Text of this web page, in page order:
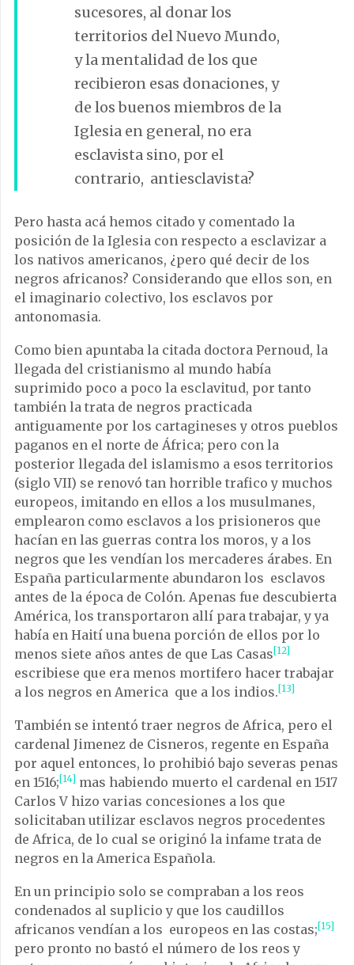
sucesores, al donar los
territorios del Nuevo Mundo,
y la mentalidad de los que
recibieron esas donaciones, y
de los buenos miembros de la
Iglesia en general, no era
esclavista sino, por el
contrario, antiesclavista?
Pero hasta acá hemos citado y comentado la
posición de la Iglesia con respecto a esclavizar a
los nativos americanos, ¿pero qué decir de los
negros africanos? Considerando que ellos son, en
el imaginario colectivo, los esclavos por
antonomasia.
Como bien apuntaba la citada doctora Pernoud, la
llegada del cristianismo al mundo había
suprimido poco a poco la esclavitud, por tanto
también la trata de negros practicada
antiguamente por los cartagineses y otros pueblos
paganos en el norte de África; pero con la
posterior llegada del islamismo a esos territorios
(siglo VII) se renovó tan horrible trafico y muchos
europeos, imitando en ellos a los musulmanes,
emplearon como esclavos a los prisioneros que
hacían en las guerras contra los moros, y a los
negros que les vendían los mercaderes árabes. En
España particularmente abundaron los esclavos
antes de la época de Colón. Apenas fue descubierta
América, los transportaron allí para trabajar, y ya
había en Haití una buena porción de ellos por lo
menos siete años antes de que Las Casas[12]
escribiese que era menos mortifero hacer trabajar
a los negros en America que a los indios.[13]
También se intentó traer negros de Africa, pero el
cardenal Jimenez de Cisneros, regente en España
por aquel entonces, lo prohibió bajo severas penas
en 1516;[14] mas habiendo muerto el cardenal en 1517
Carlos V hizo varias concesiones a los que
solicitaban utilizar esclavos negros procedentes
de Africa, de lo cual se originó la infame trata de
negros en la America Española.
En un principio solo se compraban a los reos
condenados al suplicio y que los caudillos
africanos vendían a los europeos en las costas;[15]
pero pronto no bastó el número de los reos y